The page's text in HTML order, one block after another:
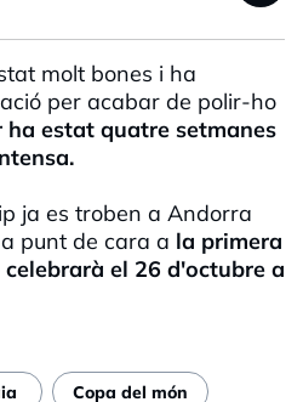
molt bones i ha
per acabar de polir-ho
ha estat quatre setmanes
ja es troben a Andorra
punt de cara a la primera
celebrarà el 26 d'octubre a
Copa del món